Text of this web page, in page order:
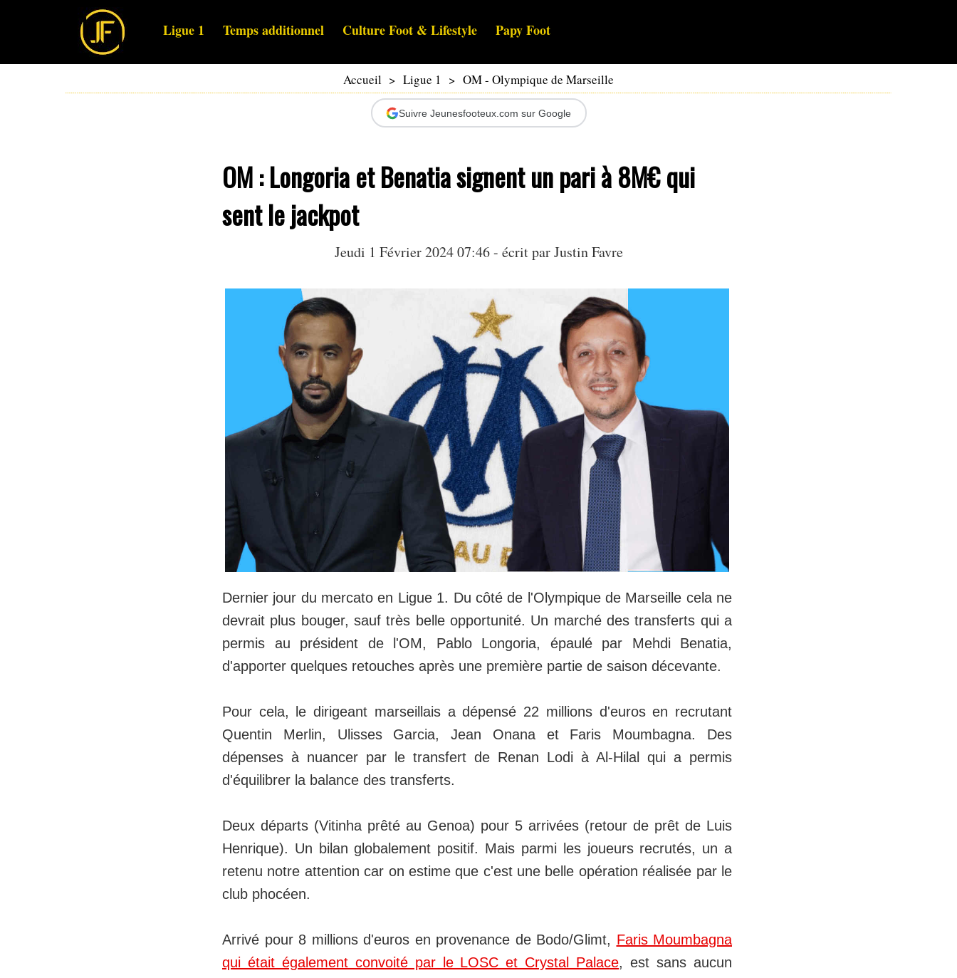
Ligue 1 Temps additionnel Culture Foot & Lifestyle Papy Foot
Accueil > Ligue 1 > OM - Olympique de Marseille
Suivre Jeunesfooteux.com sur Google
OM : Longoria et Benatia signent un pari à 8M€ qui
sent le jackpot
Jeudi 1 Février 2024 07:46 - écrit parJustin Favre
Dernier jour du mercato en Ligue 1. Du côté de l'Olympique de Marseille cela ne
devrait plus bouger, sauf très belle opportunité. Un marché des transferts qui a
permis au président de l'OM, Pablo Longoria, épaulé par Mehdi Benatia,
d'apporter quelques retouches après une première partie de saison décevante.
Pour cela, le dirigeant marseillais a dépensé 22 millions d'euros en recrutant
Quentin Merlin, Ulisses Garcia, Jean Onana et Faris Moumbagna. Des
dépenses à nuancer par le transfert de Renan Lodi à Al-Hilal qui a permis
d'équilibrer la balance des transferts.
Deux départs (Vitinha prêté au Genoa) pour 5 arrivées (retour de prêt de Luis
Henrique). Un bilan globalement positif. Mais parmi les joueurs recrutés, un a
retenu notre attention car on estime que c'est une belle opération réalisée par le
club phocéen.
Arrivé pour 8 millions d'euros en provenance de Bodo/Glimt, Faris Moumbagna
qui était également convoité par le LOSC et Crystal Palace, est sans aucun